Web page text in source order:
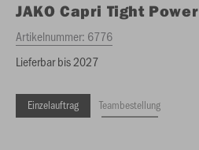
JAKO Capri Tight Power
Artikelnummer: 6776
Lieferbar bis 2027
Einzelauftrag Teambestellung